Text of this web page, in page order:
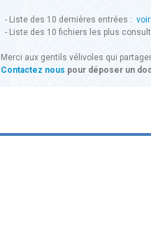
- Liste des 10 dernières entrées : voir
- Liste des 10 fichiers les plus
Merci aux gentils vélivoles qui
Contactez nous pour déposer un